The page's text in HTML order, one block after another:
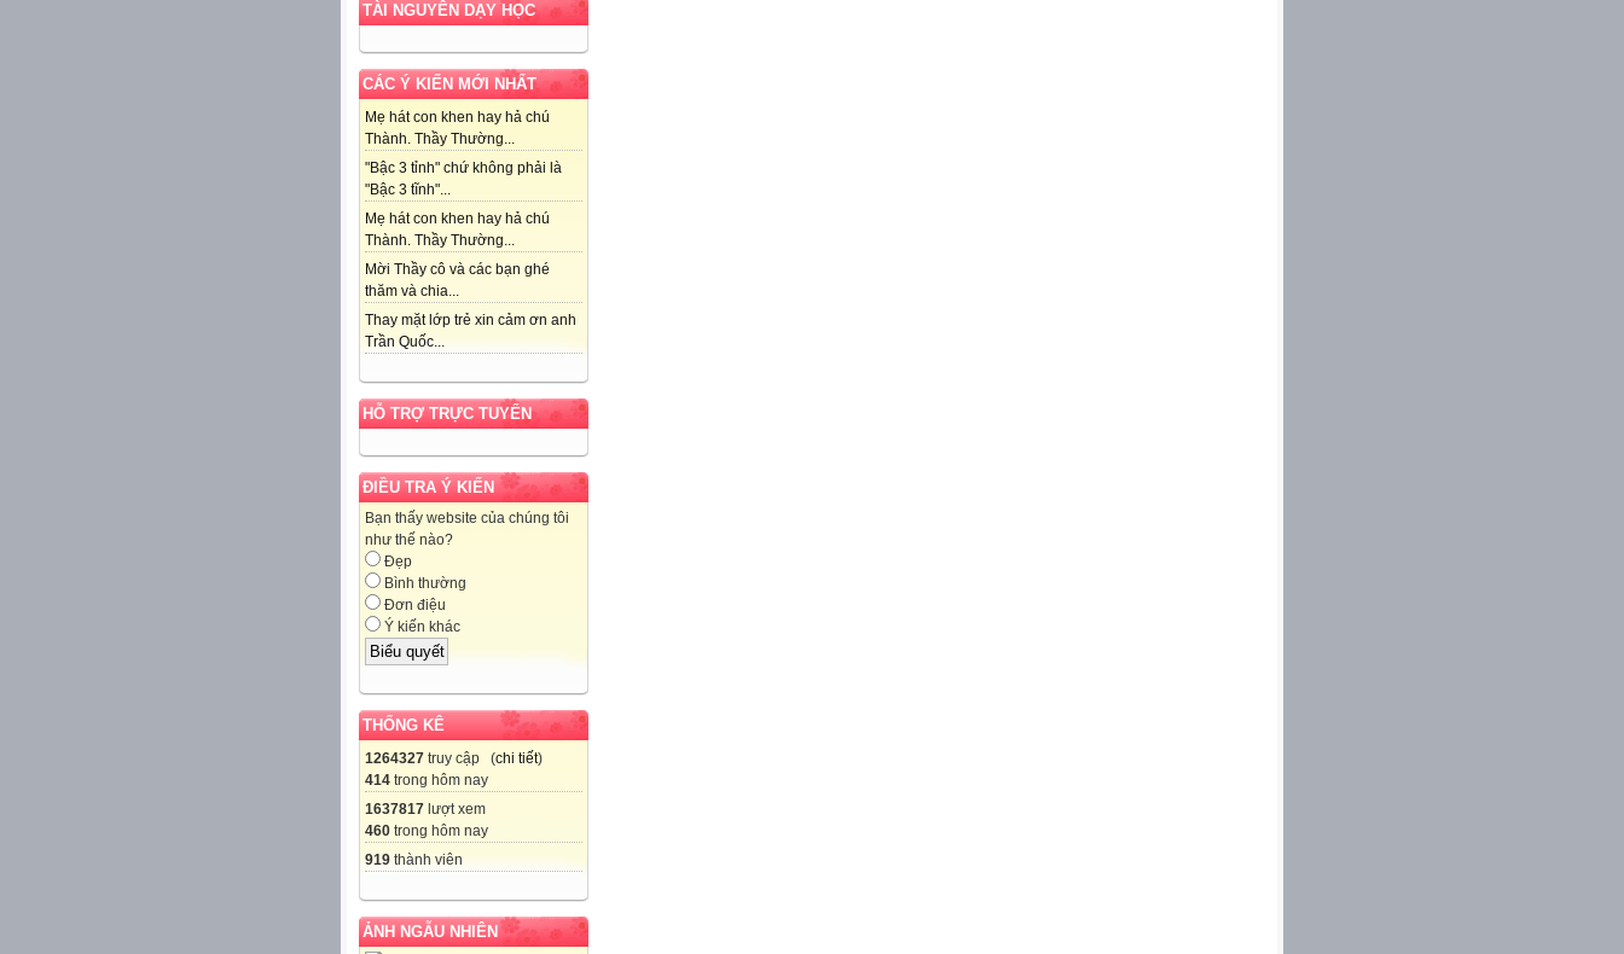
TÀI NGUYÊN DẠY HỌC
CÁC Ý KIẾN MỚI NHẤT
Mẹ hát con khen hay hả chú
Thành. Thầy Thường...
"Bậc 3 tỉnh" chứ không phải là
"Bậc 3 tĩnh"...
Mẹ hát con khen hay hả chú
Thành. Thầy Thường...
Mời Thầy cô và các bạn ghé
thăm và chia...
Thay mặt lớp trẻ xin cảm ơn anh
Trần Quốc...
HỖ TRỢ TRỰC TUYẾN
ĐIỀU TRA Ý KIẾN
Bạn thấy website của chúng tôi
như thế nào?
Đẹp
Bình thường
Đơn điệu
Ý kiến khác
THỐNG KÊ
1264327 truy cập (chi tiết)
414 trong hôm nay
1637817 lượt xem
460 trong hôm nay
919 thành viên
ẢNH NGẪU NHIÊN